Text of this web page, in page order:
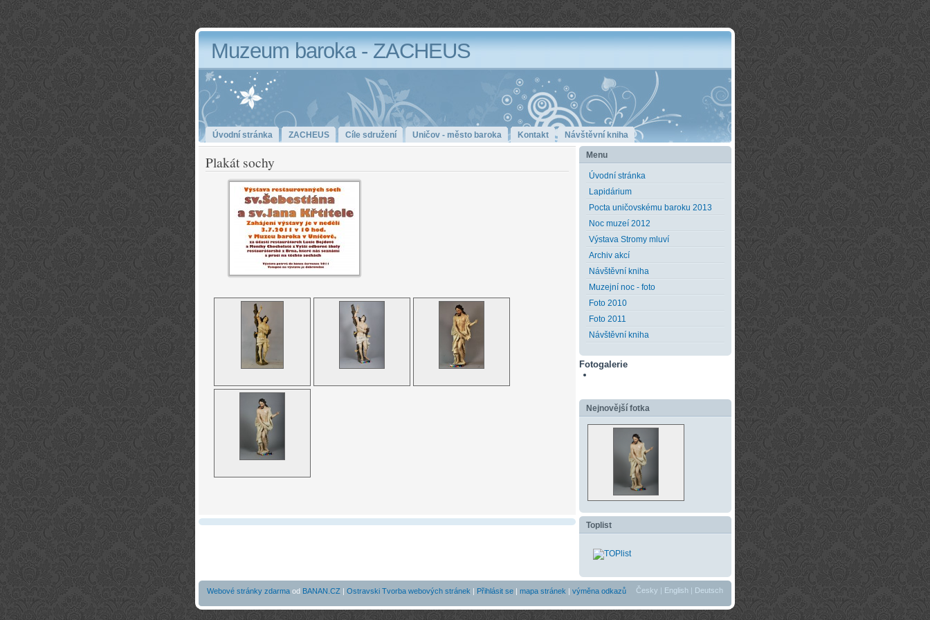
Muzeum baroka - ZACHEUS
Úvodní stránka ZACHEUS Cíle sdružení Uničov - město baroka Kontakt Návštěvní kniha
Plakát sochy Menu
Úvodní stránka
Lapidárium
Pocta uničovskému baroku 2013
Noc muzeí 2012
Výstava Stromy mluví
Archiv akcí
Návštěvní kniha
Muzejní noc - foto
Foto 2010
Foto 2011
Návštěvní kniha
Fotogalerie
Nejnovější fotka
Toplist
Webové stránky zdarma od BANAN.CZ | Ostravski Tvorba webových stránek | Přihlásit se | mapa stránek | výměna odkazů Česky | English | Deutsch